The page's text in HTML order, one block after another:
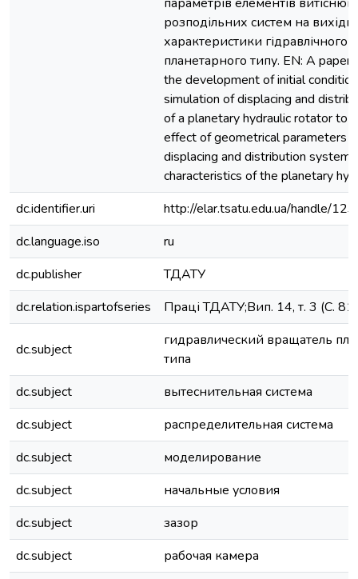
розподільних систем на вихідні
характеристики гідравлічного
планетарного типу. EN: A
the development of initial
simulation of displacing and
of a planetary hydraulic rotator to
effect of geometrical parameters
displacing and distribution
characteristics of the planetary
dc.identifier.uri
http://elar.tsatu.edu.ua/handle/
dc.language.iso
ru
dc.publisher
ТДАТУ
dc.relation.ispartofseries
Праці ТДАТУ;Вип. 14, т. 3 (С.
dc.subject
гидравлический вращатель
типа
dc.subject
вытеснительная система
dc.subject
распределительная система
dc.subject
моделирование
dc.subject
начальные условия
dc.subject
зазор
dc.subject
рабочая камера